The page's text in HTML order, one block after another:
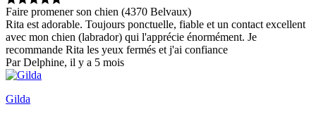
Faire promener son chien (4370 Belvaux)
Rita est adorable. Toujours ponctuelle, fiable et un contact excellent
avec mon chien (labrador) qui l'apprécie énormément. Je
recommande Rita les yeux fermés et j'ai confiance
Par Delphine, il y a 5 mois
Gilda